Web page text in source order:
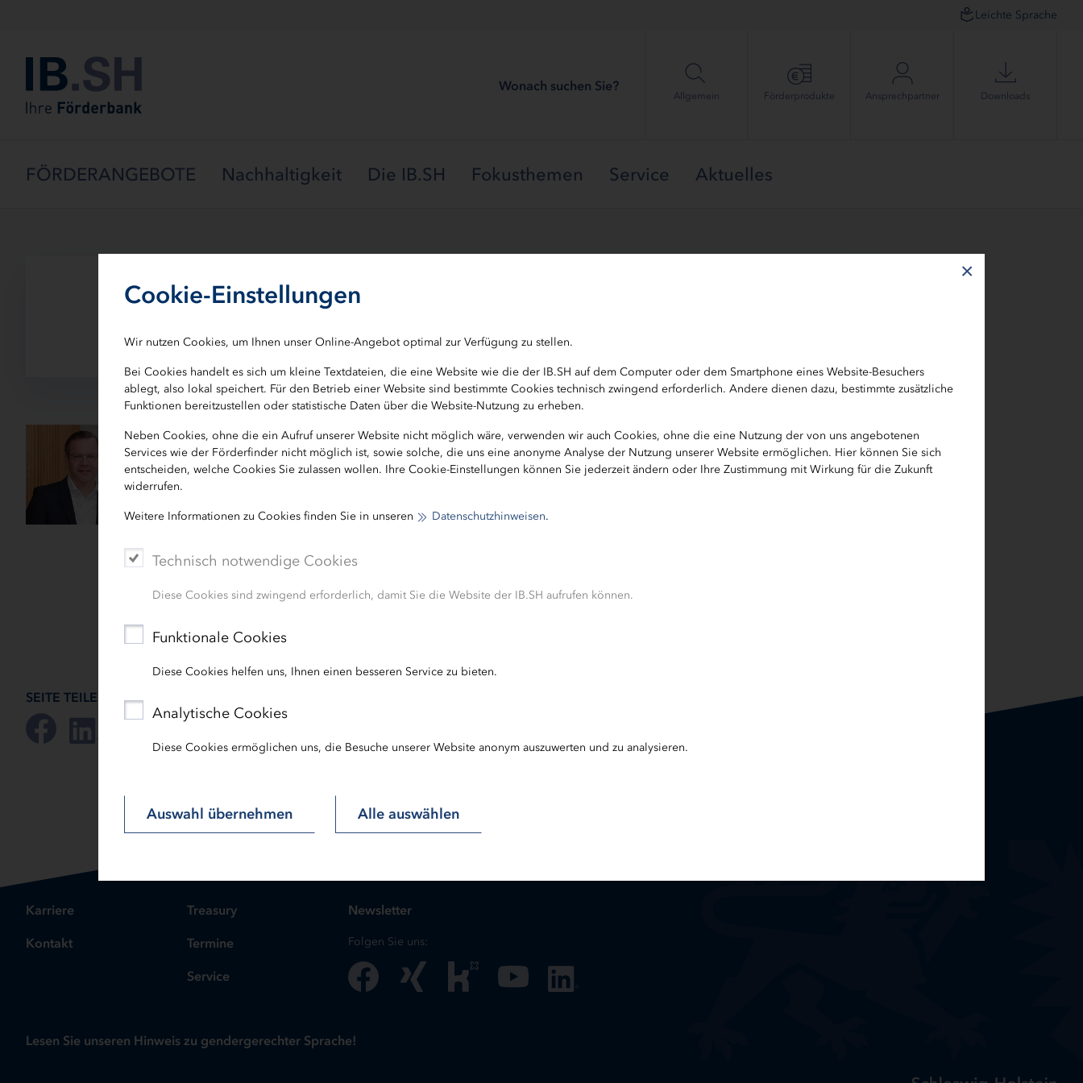
Cookie-Einstellungen
Wir nutzen Cookies, um Ihnen unser Online-Angebot optimal zur Verfügung zu stellen.
Bei Cookies handelt es sich um kleine Textdateien, die eine Website wie die der IB.SH auf dem Computer oder dem Smartphone eines Website-Besuchers
ablegt, also lokal speichert. Für den Betrieb einer Website sind bestimmte Cookies technisch zwingend erforderlich. Andere dienen dazu, bestimmte zusätzliche
Funktionen bereitzustellen oder statistische Daten über die Website-Nutzung zu erheben.
Neben Cookies, ohne die ein Aufruf unserer Website nicht möglich wäre, verwenden wir auch Cookies, ohne die eine Nutzung der von uns angebotenen
Services wie der Förderfinder nicht möglich ist, sowie solche, die uns eine anonyme Analyse der Nutzung unserer Website ermöglichen. Hier können Sie sich
entscheiden, welche Cookies Sie zulassen wollen. Ihre Cookie-Einstellungen können Sie jederzeit ändern oder Ihre Zustimmung mit Wirkung für die Zukunft
widerrufen.
Weitere Informationen zu Cookies finden Sie in unseren Datenschutzhinweisen.
Technisch notwendige Cookies
Diese Cookies sind zwingend erforderlich, damit Sie die Website der IB.SH aufrufen können.
Funktionale Cookies
Diese Cookies helfen uns, Ihnen einen besseren Service zu bieten.
Analytische Cookies
Diese Cookies ermöglichen uns, die Besuche unserer Website anonym auszuwerten und zu analysieren.
Auswahl übernehmen Alle auswählen
×
Leichte Sprache
Wonach suchen Sie?
Allgemein Förder­produkte Ansprech­partner Downloads
FÖRDERANGEBOTE Nachhaltigkeit Die IB.SH Fokusthemen Service Aktuelles
Detlef Schröder
Detlef Schröder
Projektleiter Infrastruktur-Kompetenzzentrum
0431 9905-3093
detlef.schroeder[at]ib-sh.de
SEITE TEILEN:
Karriere
Kontakt
Treasury
Termine
Service
Newsletter
Folgen Sie uns:
Lesen Sie unseren Hinweis zu gendergerechter Sprache!